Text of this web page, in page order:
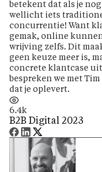
betekent dat als je
wellicht iets
concurrentie! Want
gemak, online
wrijving zelfs. Dit
geen keuze meer is,
concrete klantcase
bespreken we met
dat je oplevert.
6.4k
B2B Digital 2023